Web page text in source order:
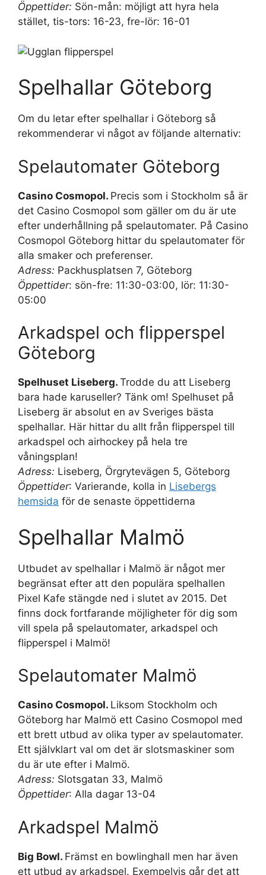
Öppettider: Sön-mån: möjligt att hyra hela
stället, tis-tors: 16-23, fre-lör: 16-01
Spelhallar Göteborg
Om du letar efter spelhallar i Göteborg så
rekommenderar vi något av följande alternativ:
Spelautomater Göteborg
Casino Cosmopol. Precis som i Stockholm så är
det Casino Cosmopol som gäller om du är ute
efter underhållning på spelautomater. På Casino
Cosmopol Göteborg hittar du spelautomater för
alla smaker och preferenser.
Adress: Packhusplatsen 7, Göteborg
Öppettider: sön-fre: 11:30-03:00, lör: 11:30-
05:00
Arkadspel och flipperspel
Göteborg
Spelhuset Liseberg. Trodde du att Liseberg
bara hade karuseller? Tänk om! Spelhuset på
Liseberg är absolut en av Sveriges bästa
spelhallar. Här hittar du allt från flipperspel till
arkadspel och airhockey på hela tre
våningsplan!
Adress: Liseberg, Örgrytevägen 5, Göteborg
Öppettider: Varierande, kolla in Lisebergs
hemsida för de senaste öppettiderna
Spelhallar Malmö
Utbudet av spelhallar i Malmö är något mer
begränsat efter att den populära spelhallen
Pixel Kafe stängde ned i slutet av 2015. Det
finns dock fortfarande möjligheter för dig som
vill spela på spelautomater, arkadspel och
flipperspel i Malmö!
Spelautomater Malmö
Casino Cosmopol. Liksom Stockholm och
Göteborg har Malmö ett Casino Cosmopol med
ett brett utbud av olika typer av spelautomater.
Ett självklart val om det är slotsmaskiner som
du är ute efter i Malmö.
Adress: Slotsgatan 33, Malmö
Öppettider: Alla dagar 13-04
Arkadspel Malmö
Big Bowl. Främst en bowlinghall men har även
ett utbud av arkadspel. Exempelvis går det att